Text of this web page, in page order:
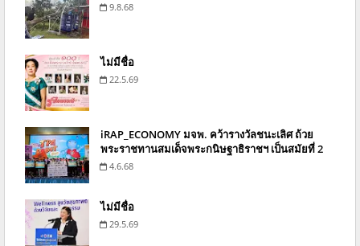
9.8.68
ไม่มีชื่อ
22.5.69
iRAP_ECONOMY มจพ. คว้ารางวัลชนะเลิศ ถ้วย
พระราชทานสมเด็จพระกนิษฐาธิราชฯ เป็นสมัยที่ 2
4.6.68
ไม่มีชื่อ
29.5.69